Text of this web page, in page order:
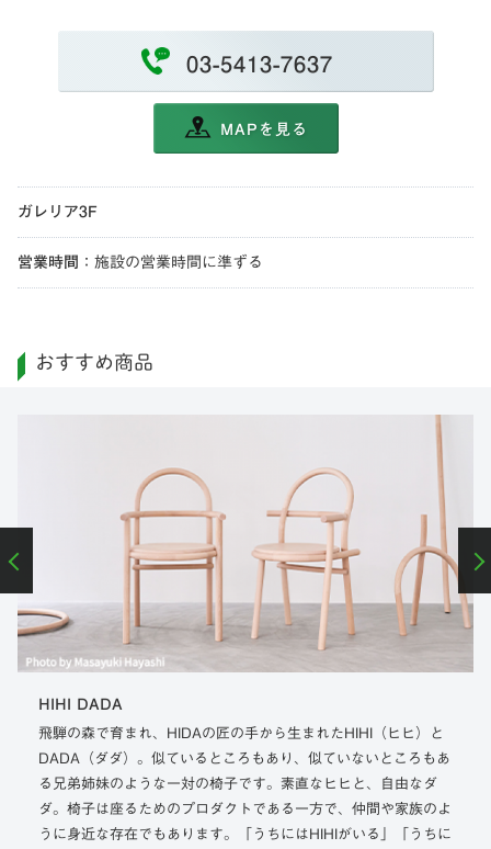
03-5413-7637
MAPを見る
ガレリア3F
営業時間 ： 施設の営業時間に準ずる
おすすめ商品
HIHI DADA
飛騨の森で育まれ、HIDAの匠の手から生まれたHIHI（ヒヒ）と
DADA（ダダ）。似ているところもあり、似ていないところもあ
る兄弟姉妹のような一対の椅子です。素直なヒヒと、自由なダ
ダ。椅子は座るためのプロダクトである一方で、仲間や家族のよ
うに身近な存在でもあります。「うちにはHIHIがいる」「うちに